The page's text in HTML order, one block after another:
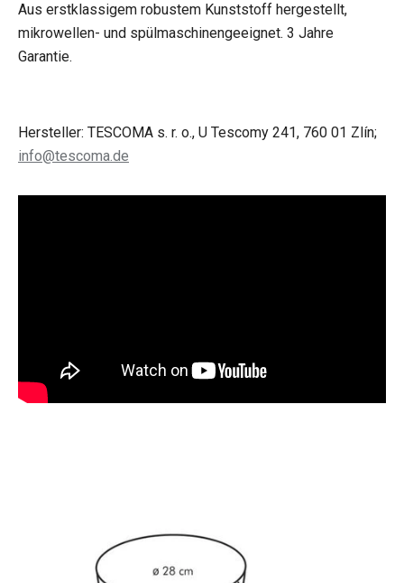
Aus erstklassigem robustem Kunststoff hergestellt,
mikrowellen- und spülmaschinengeeignet. 3 Jahre
Garantie.
Hersteller: TESCOMA s. r. o., U Tescomy 241, 760 01 Zlín;
info@tescoma.de